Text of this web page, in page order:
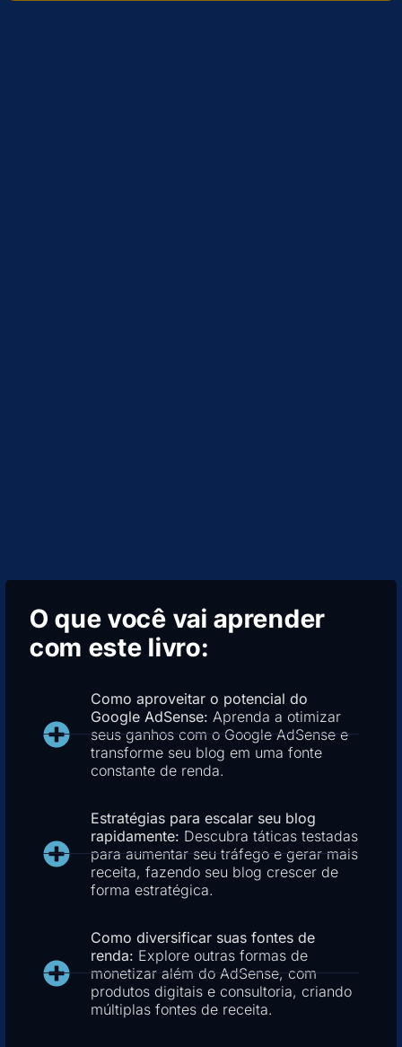
O que você vai aprender
com este livro:
Como aproveitar o potencial do
Google AdSense: Aprenda a otimizar
seus ganhos com o Google AdSense e
transforme seu blog em uma fonte
constante de renda.
Estratégias para escalar seu blog
rapidamente: Descubra táticas testadas
para aumentar seu tráfego e gerar mais
receita, fazendo seu blog crescer de
forma estratégica.
Como diversificar suas fontes de
renda: Explore outras formas de
monetizar além do AdSense, com
produtos digitais e consultoria, criando
múltiplas fontes de receita.